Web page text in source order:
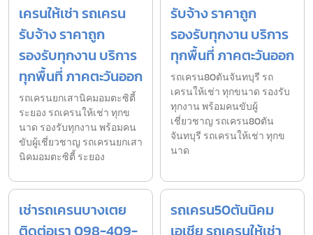
เครนให้เช่า รถเครน
รับจ้าง ราคาถูก
รองรับทุกงาน บริการ
ทุกพื้นที่ ภาคตะวันออก
รถเครนยกเสานิคมอมตะซิตี้
ระยอง รถเครนให้เช่า ทุกข
นาด รองรับทุกงาน พร้อมคน
ขับผู้เชี่ยวชาญ รถเครนยกเสา
นิคมอมตะซิตี้ ระยอง
รับจ้าง ราคาถูก
รองรับทุกงาน บริการ
ทุกพื้นที่ ภาคตะวันออก
รถเครน80ตันจันทบุรี รถ
เครนให้เช่า ทุกขนาด รองรับ
ทุกงาน พร้อมคนขับผู้
เชี่ยวชาญ รถเครน80ตัน
จันทบุรี รถเครนให้เช่า ทุกข
นาด
เช่ารถเครนบางเตย
ติดต่อเรา 098-409-
รถเครน50ตันนิคม
เอเชีย รถเครนให้เช่า